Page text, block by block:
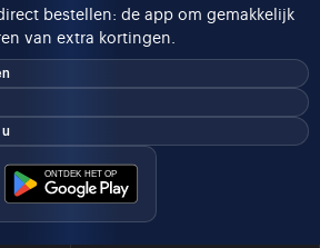
bestellen: de app om gemakkelijk
van extra kortingen.